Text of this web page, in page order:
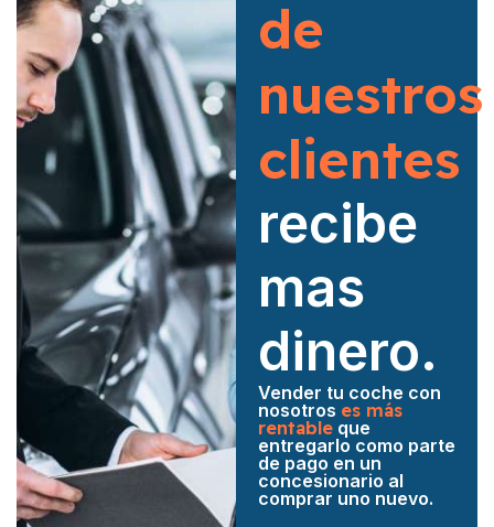
de
nuestros
clientes
recibe
mas
dinero.
Vender tu coche con
nosotros es más
rentableque
entregarlo como parte
de pago en un
concesionario al
comprar uno nuevo.